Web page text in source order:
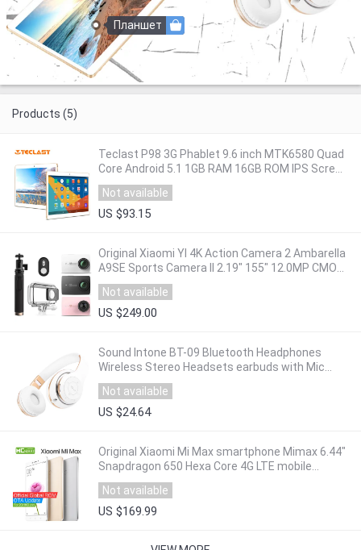
Планшет
Products (5)
Teclast P98 3G Phablet 9.6 inch MTK6580 Quad
Core Android 5.1 1GB RAM 16GB ROM IPS Screen
WIFI Bluetooth OTG Dual Sim Tablet PC
Not available
US $93.15
Original Xiaomi YI 4K Action Camera 2 Ambarella
A9SE Sports Camera II 2.19" 155" 12.0MP CMOS
EIS LDC International Edition
Not available
US $249.00
Sound Intone BT-09 Bluetooth Headphones
Wireless Stereo Headsets earbuds with Mic
Support TF Card FM Radio for iPhone Samsung
Not available
US $24.64
Original Xiaomi Mi Max smartphone Mimax 6.44"
Snapdragon 650 Hexa Core 4G LTE mobile
phones
Not available
US $169.99